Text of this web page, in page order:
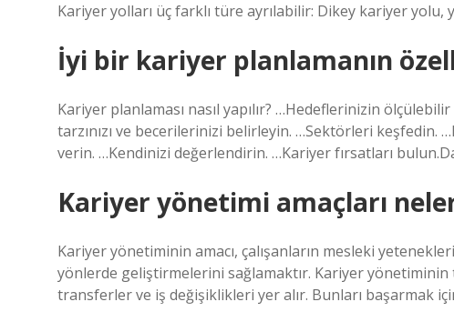
Kariyer yolları üç farklı türe ayrılabilir: Dikey kariyer
İyi bir kariyer planlamanın
Kariyer planlaması nasıl yapılır? …Hedeflerinizin
tarzınızı ve becerilerinizi belirleyin. …Sektörleri
verin. …Kendinizi değerlendirin. …Kariyer fırsatları
Kariyer yönetimi amaçları
Kariyer yönetiminin amacı, çalışanların mesleki
yönlerde geliştirmelerini sağlamaktır. Kariyer
transferler ve iş değişiklikleri yer alır. Bunları başarmak